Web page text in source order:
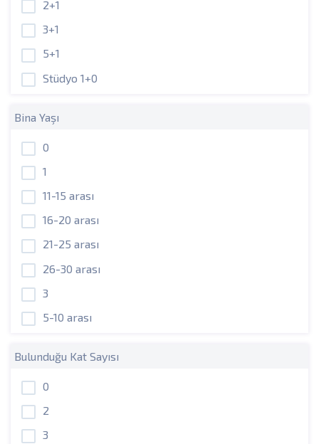
2+1
3+1
5+1
Stüdyo 1+0
Bina Yaşı
0
1
11-15 arası
16-20 arası
21-25 arası
26-30 arası
3
5-10 arası
Bulunduğu Kat Sayısı
0
2
3